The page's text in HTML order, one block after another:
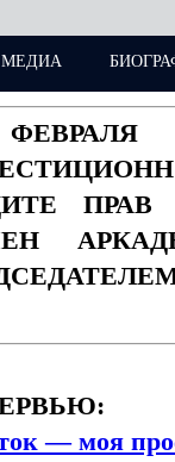
МЕДИА
ПРАВ
— моя